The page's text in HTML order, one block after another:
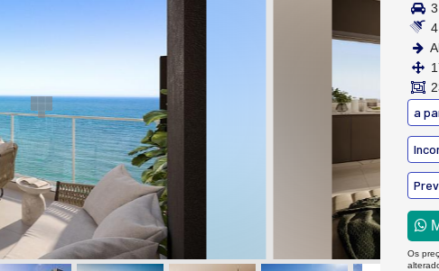
a
Os